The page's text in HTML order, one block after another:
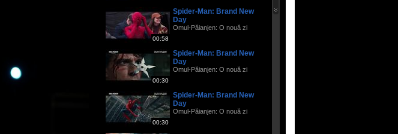
00:58
Spider-Man: Brand New
Day
Omul-Păianjen: O nouă zi
00:30
Spider-Man: Brand New
Day
Omul-Păianjen: O nouă zi
00:30
Spider-Man: Brand New
Day
Omul-Păianjen: O nouă zi